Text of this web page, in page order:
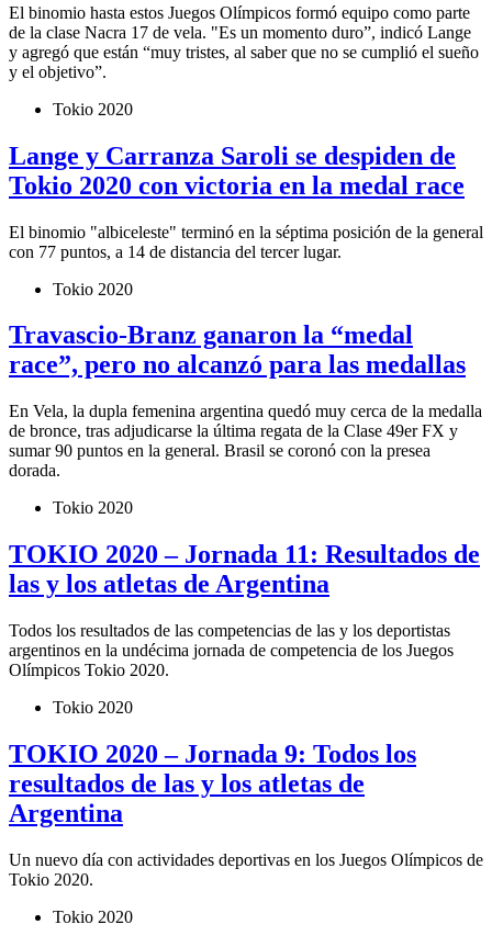
El binomio hasta estos Juegos Olímpicos formó equipo como parte
de la clase Nacra 17 de vela. "Es un momento duro”, indicó Lange
y agregó que están “muy tristes, al saber que no se cumplió el sueño
y el objetivo”.
Tokio 2020
Lange y Carranza Saroli se despiden de
Tokio 2020 con victoria en la medal race
El binomio "albiceleste" terminó en la séptima posición de la general
con 77 puntos, a 14 de distancia del tercer lugar.
Tokio 2020
Travascio-Branz ganaron la “medal
race”, pero no alcanzó para las medallas
En Vela, la dupla femenina argentina quedó muy cerca de la medalla
de bronce, tras adjudicarse la última regata de la Clase 49er FX y
sumar 90 puntos en la general. Brasil se coronó con la presea
dorada.
Tokio 2020
TOKIO 2020 – Jornada 11: Resultados de
las y los atletas de Argentina
Todos los resultados de las competencias de las y los deportistas
argentinos en la undécima jornada de competencia de los Juegos
Olímpicos Tokio 2020.
Tokio 2020
TOKIO 2020 – Jornada 9: Todos los
resultados de las y los atletas de
Argentina
Un nuevo día con actividades deportivas en los Juegos Olímpicos de
Tokio 2020.
Tokio 2020